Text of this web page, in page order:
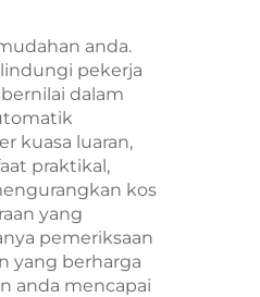
anda.
pekerja
dalam
kuasa luaran,
praktikal,
kos
yang
pemeriksaan
yang berharga
anda mencapai